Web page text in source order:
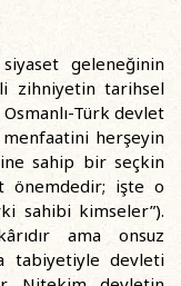
siyaset geleneğinin
zihniyetin tarihsel
Türk devlet
herşeyin
sahip bir seçkin
önemdedir; işte o
sahibi kimseler”).
ama onsuz
tabiyetiyle devleti